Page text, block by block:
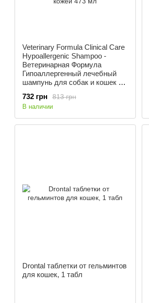
Veterinary Formula Clinical Care
Hypoallergenic Shampoo -
Ветеринарная Формула
Гипоаллергенный лечебный
шампунь для собак и кошек с
кожей 473 мл
813 грн
732 грн
В наличии
Drontal таблетки от гельминтов
для кошек, 1 табл